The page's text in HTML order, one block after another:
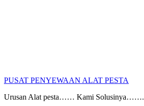
PUSAT PENYEWAAN ALAT PESTA
Urusan Alat pesta…… Kami Solusinya…….